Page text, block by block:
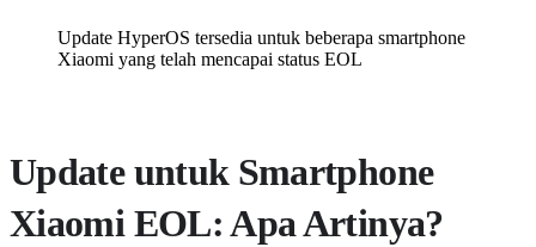
Update HyperOS tersedia untuk beberapa smartphone
Xiaomi yang telah mencapai status EOL
Update untuk Smartphone
Xiaomi EOL: Apa Artinya?